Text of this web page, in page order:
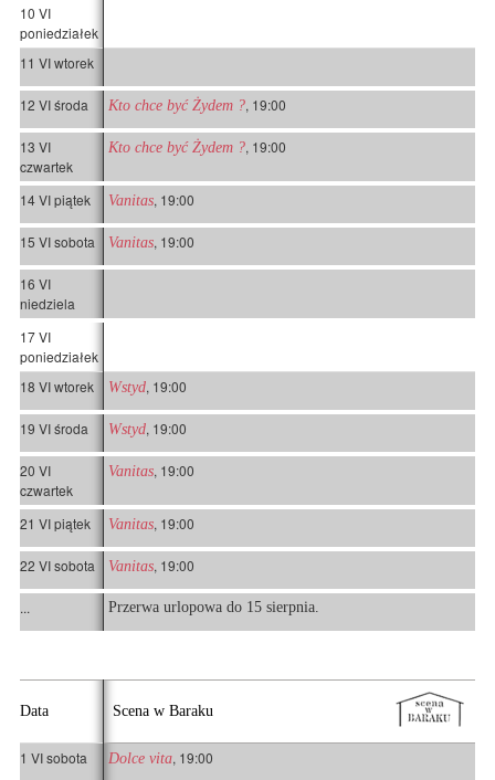
10 VI
poniedziałek
11 VI wtorek
12 VI środa Kto chce być Żydem ?, 19:00
13 VI
czwartek
Kto chce być Żydem ?, 19:00
14 VI piątek Vanitas, 19:00
15 VI sobota Vanitas, 19:00
16 VI
niedziela
17 VI
poniedziałek
18 VI wtorek
Wstyd, 19:00
19 VI środa Wstyd, 19:00
20 VI
czwartek
Vanitas, 19:00
21 VI piątek Vanitas, 19:00
22 VI sobota Vanitas, 19:00
... Przerwa urlopowa do 15 sierpnia.
Data Scena w Baraku
1 VI sobota Dolce vita, 19:00